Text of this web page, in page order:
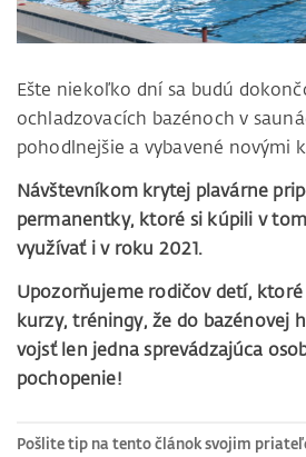
Ešte niekoľko dní sa budú
ochladzovacích bazénoch v
pohodlnejšie a vybavené novými
Návštevníkom krytej plavárne
permanentky, ktoré si kúpili v
využívať i v roku 2021.
Upozorňujeme rodičov detí,
kurzy, tréningy, že do bazénovej
vojsť len jedna sprevádzajúca
pochopenie!
Pošlite tip na tento článok svojim